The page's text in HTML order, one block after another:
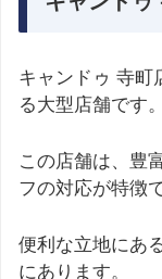
キャンドゥ 寺町
る大型店舗です。
この店舗は、豊
フの対応が特徴
便利な立地にあ
にあります。